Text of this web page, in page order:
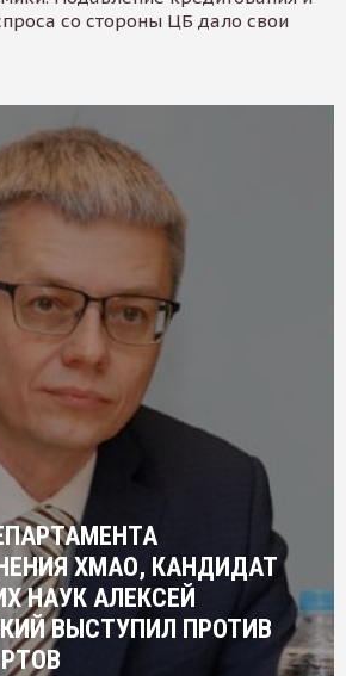
со стороны ЦБ дало свои
ХМАО, КАНДИДАТ
НАУК АЛЕКСЕЙ
ВЫСТУПИЛ ПРОТИВ